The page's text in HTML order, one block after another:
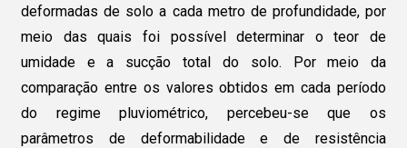
deformadas de solo a cada metro de profundidade, por
meio das quais foi possível determinar o teor de
umidade e a sucção total do solo. Por meio da
comparação entre os valores obtidos em cada período
do regime pluviométrico, percebeu-se que os
parâmetros de deformabilidade e de resistência